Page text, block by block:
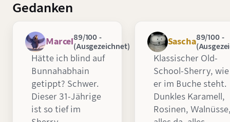
Gedanken
Marcel 89/100 -
(Ausgezeichnet)
Hätte ich blind auf
Bunnahabhain
getippt? Schwer.
Dieser 31-Jährige
ist so tief im
Sascha89/100 -
Klassischer Old-
School-Sherry, wie
er im Buche steht.
Dunkles Karamell,
Rosinen,